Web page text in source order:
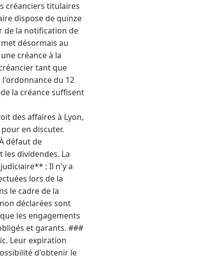
créanciers titulaires
dispose de quinze
de la notification de
désormais au
créance à la
tant que
du 12
la créance suffisent
des affaires à Lyon,
en discuter.
défaut de
dividendes. La
: Il n'y a
lors de la
le cadre de la
déclarées sont
les engagements
et garants. ###
Leur expiration
d'obtenir le